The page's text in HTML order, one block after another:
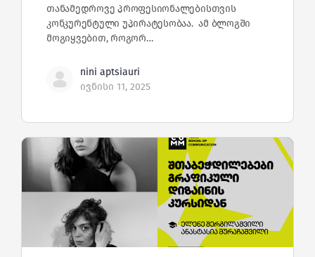
თანამედროვე პროფესიონალებისთვის
კონკურენტული უპირატესობაა. ამ ბლოგში
მოგიყვებით, როგორ…
nini aptsiauri
ივნისი 11, 2025